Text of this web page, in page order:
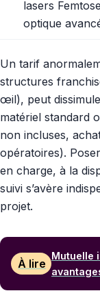
lasers
optique
Un tarif
structures
œil), peut
matériel standard
non incluses,
opératoires).
en charge, à la
suivi s’avère
projet.
À lire
Mutuelle